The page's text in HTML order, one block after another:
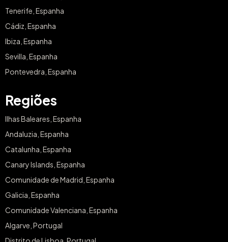
Tenerife, Espanha
Cádiz, Espanha
Ibiza, Espanha
Sevilla, Espanha
Pontevedra, Espanha
Regiões
Ilhas Baleares, Espanha
Andaluzia, Espanha
Catalunha, Espanha
Canary Islands, Espanha
Comunidade de Madrid, Espanha
Galicia, Espanha
Comunidade Valenciana, Espanha
Algarve, Portugal